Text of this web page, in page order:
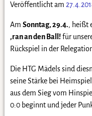
Veröffentlicht am
Am Sonntag, 29.4., heißt
‚ran an den Ball!für
Rückspiel in der
Die HTG Mädels sind
seine Stärke bei
aus dem Sieg vom
0:0 beginnt und jeder